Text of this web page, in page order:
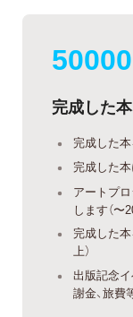
50000
完成した
完成した本
完成した
アートプ
します（〜
完成した本
上）
出版記念
謝金、旅費